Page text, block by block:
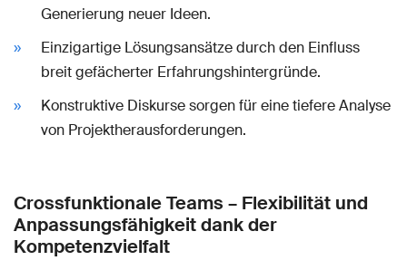
Generierung neuer Ideen.
Einzigartige Lösungsansätze durch den Einfluss
breit gefächerter Erfahrungshintergründe.
Konstruktive Diskurse sorgen für eine tiefere Analyse
von Projektherausforderungen.
Crossfunktionale Teams – Flexibilität und
Anpassungsfähigkeit dank der
Kompetenzvielfalt